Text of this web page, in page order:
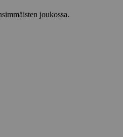
joukossa.